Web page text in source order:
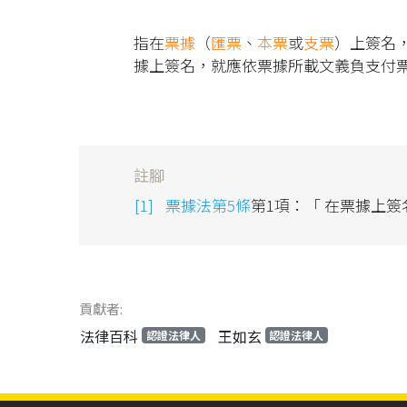
指在票據 （匯票 、 本票或支票）上簽名
據上簽名，就應依票據所載文義負支付
註腳
票據法第5條第1項：「 在票據上
貢獻者:
法律百科 認證法律人 王如玄 認證法律人